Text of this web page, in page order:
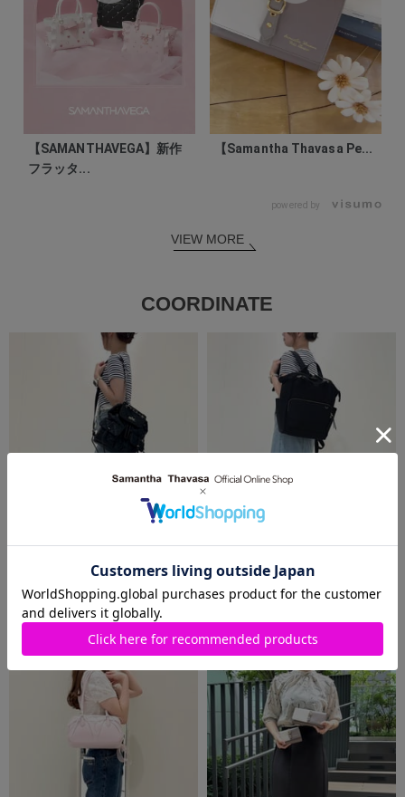
【SAMANTHAVEGA】新作
フラッタ...
【Samantha Thavasa Pe...
powered by
VIEW MORE
COORDINATE
2026.08.09
Samantha Thavasa
2026.08.08
Samantha Thavasa